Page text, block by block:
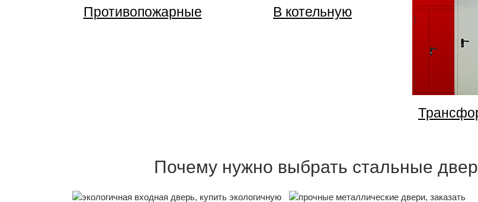
Противопожарные В котельную
Почему нужно выбрать стальные